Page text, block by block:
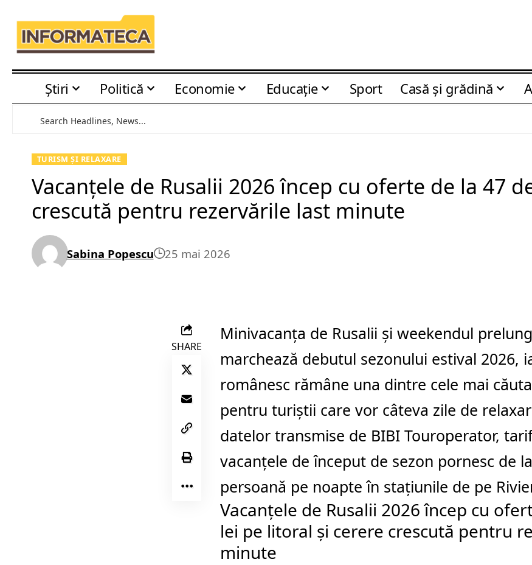
Știri Politică Economie Educaţie Sport Casă şi grădină
TURISM ȘI RELAXARE
Vacanțele de Rusalii 2026 încep cu oferte de la 47
crescută pentru rezervările last minute
Sabina Popescu 25 mai 2026
SHARE
Minivacanța de Rusalii și weekendul
marchează debutul sezonului estival 2026,
românesc rămâne una dintre cele mai
pentru turiștii care vor câteva zile de
datelor transmise de BIBI Touroperator,
vacanțele de început de sezon pornesc de
persoană pe noapte în stațiunile de pe
Vacanțele de Rusalii 2026 încep cu
lei pe litoral și cerere crescută pentru
minute